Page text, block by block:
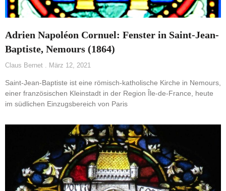
Adrien Napoléon Cornuel: Fenster in Saint-Jean-
Baptiste, Nemours (1864)
Claus Bernet März 12, 2021
Saint-Jean-Baptiste ist eine römisch-katholische Kirche in Nemours,
einer französischen Kleinstadt in der Region Île-de-France, heute
im südlichen Einzugsbereich von Paris